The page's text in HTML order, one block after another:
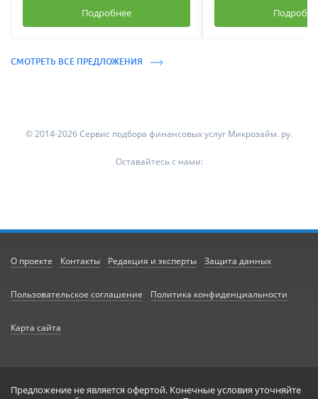
Подробнее
СМОТРЕТЬ ВСЕ ПРЕДЛОЖЕНИЯ
© 2014-2026 Сервис подбора финансовых услуг Микрозайм. ру.
Оставайтесь с нами:
О проекте Контакты Редакция и эксперты Защита данных
Пользовательское соглашение Политика конфиденциальности
Карта сайта
Предложение не является офертой. Конечные условия уточняйте